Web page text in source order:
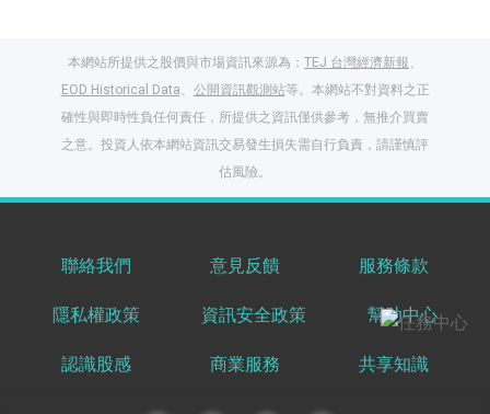
本網站所提供之股價與市場資訊來源為： TEJ 台灣經濟新報、
EOD Historical Data、 公開資訊觀測站等。本網站不對資料之正
確性與即時性負任何責任，所提供之資訊僅供參考，無推介買賣
之意。投資人依本網站資訊交易發生損失需自行負責，請謹慎評
估風險。
聯絡我們 意見反饋 服務條款
隱私權政策 資訊安全政策 幫助中心
認識股感 商業服務 共享知識
出國就缺這咖？股